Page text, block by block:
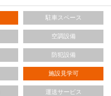
駐車スペース
空調設備
防犯設備
施設見学可
運送サービス